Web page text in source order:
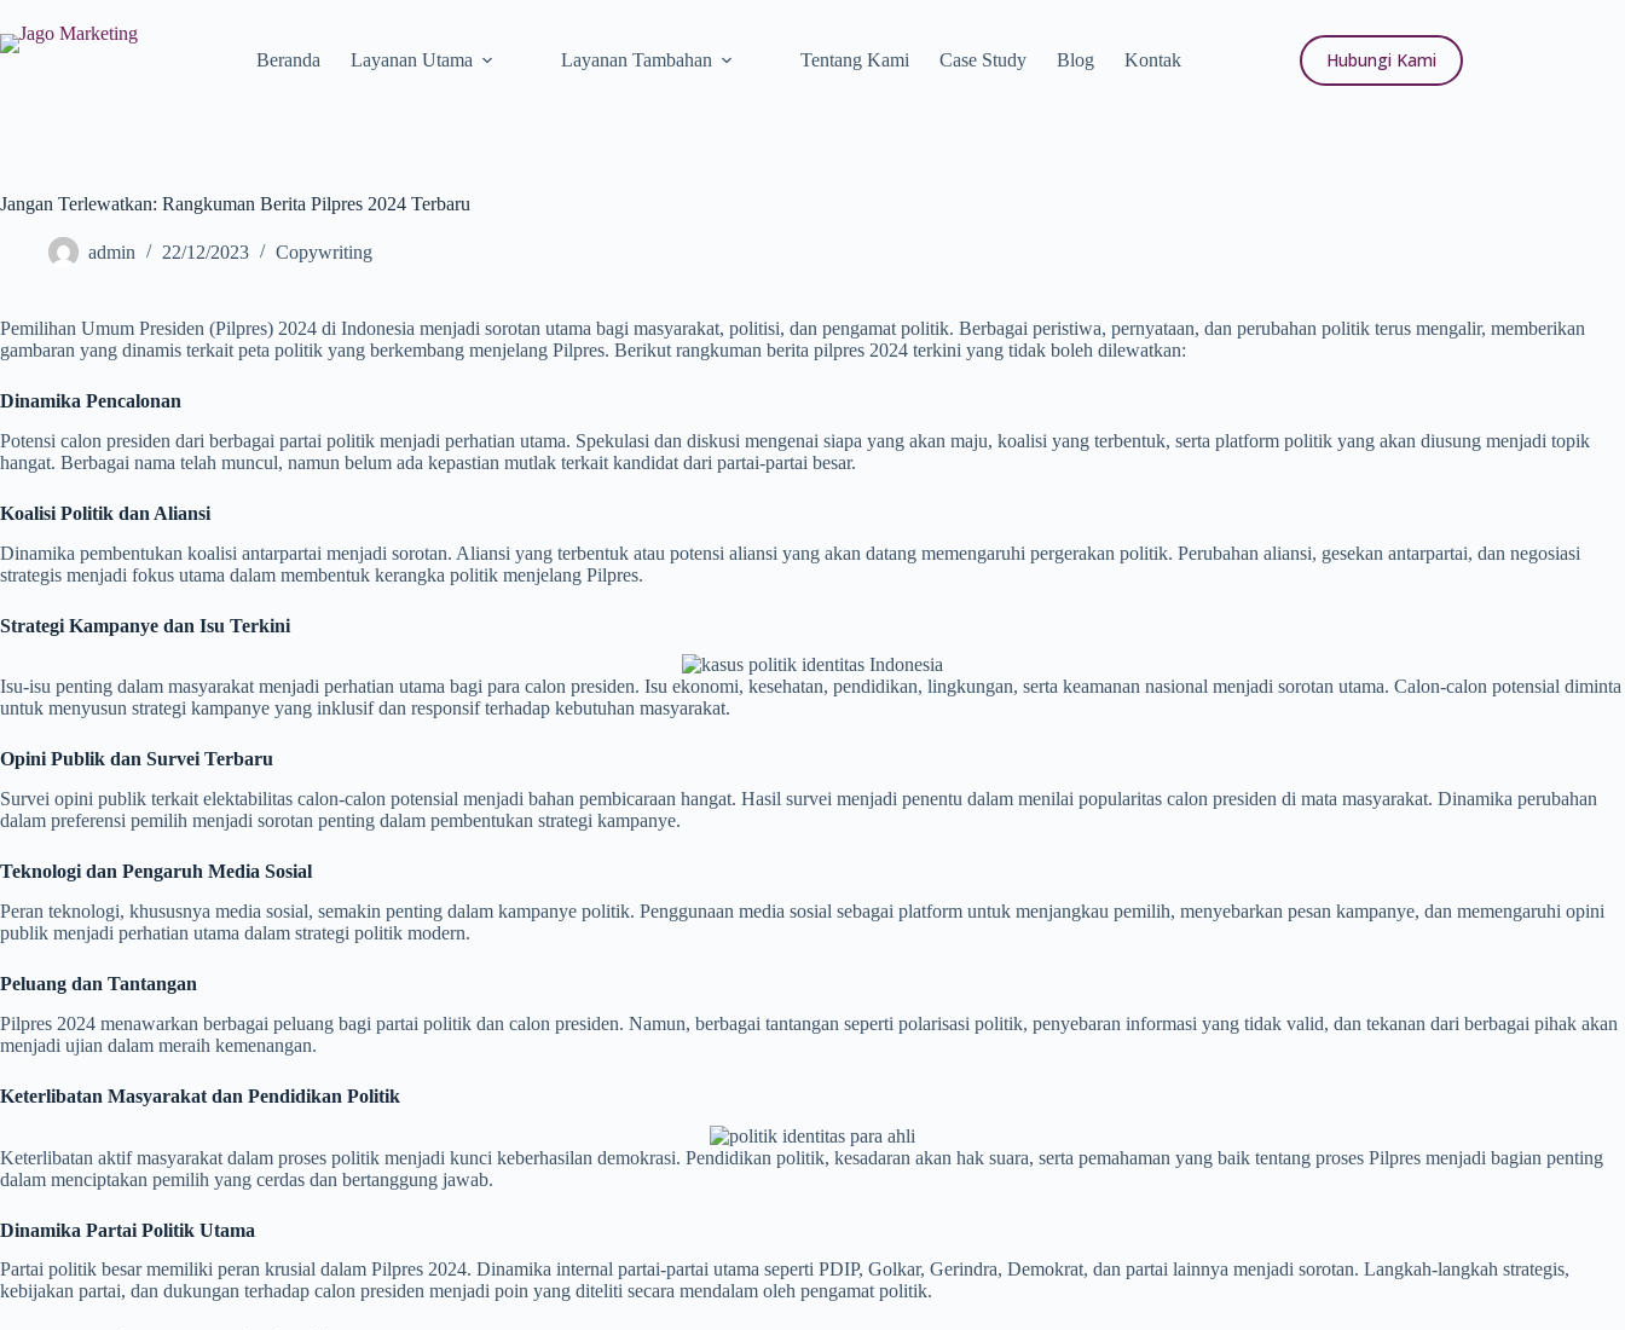
Beranda Layanan Utama Layanan Tambahan Tentang Kami Case Study Blog Kontak Hubungi Kami
Jangan Terlewatkan: Rangkuman Berita Pilpres 2024 Terbaru
admin 22/12/2023 Copywriting
Pemilihan Umum Presiden (Pilpres) 2024 di Indonesia menjadi sorotan utama bagi masyarakat, politisi, dan pengamat politik. Berbagai peristiwa, pernyataan, dan perubahan politik terus mengalir, memberikan
gambaran yang dinamis terkait peta politik yang berkembang menjelang Pilpres. Berikut rangkuman berita pilpres 2024 terkini yang tidak boleh dilewatkan:
Dinamika Pencalonan
Potensi calon presiden dari berbagai partai politik menjadi perhatian utama. Spekulasi dan diskusi mengenai siapa yang akan maju, koalisi yang terbentuk, serta platform politik yang akan diusung menjadi topik
hangat. Berbagai nama telah muncul, namun belum ada kepastian mutlak terkait kandidat dari partai-partai besar.
Koalisi Politik dan Aliansi
Dinamika pembentukan koalisi antarpartai menjadi sorotan. Aliansi yang terbentuk atau potensi aliansi yang akan datang memengaruhi pergerakan politik. Perubahan aliansi, gesekan antarpartai, dan negosiasi
strategis menjadi fokus utama dalam membentuk kerangka politik menjelang Pilpres.
Strategi Kampanye dan Isu Terkini
Isu-isu penting dalam masyarakat menjadi perhatian utama bagi para calon presiden. Isu ekonomi, kesehatan, pendidikan, lingkungan, serta keamanan nasional menjadi sorotan utama. Calon-calon potensial diminta
untuk menyusun strategi kampanye yang inklusif dan responsif terhadap kebutuhan masyarakat.
Opini Publik dan Survei Terbaru
Survei opini publik terkait elektabilitas calon-calon potensial menjadi bahan pembicaraan hangat. Hasil survei menjadi penentu dalam menilai popularitas calon presiden di mata masyarakat. Dinamika perubahan
dalam preferensi pemilih menjadi sorotan penting dalam pembentukan strategi kampanye.
Teknologi dan Pengaruh Media Sosial
Peran teknologi, khususnya media sosial, semakin penting dalam kampanye politik. Penggunaan media sosial sebagai platform untuk menjangkau pemilih, menyebarkan pesan kampanye, dan memengaruhi opini
publik menjadi perhatian utama dalam strategi politik modern.
Peluang dan Tantangan
Pilpres 2024 menawarkan berbagai peluang bagi partai politik dan calon presiden. Namun, berbagai tantangan seperti polarisasi politik, penyebaran informasi yang tidak valid, dan tekanan dari berbagai pihak akan
menjadi ujian dalam meraih kemenangan.
Keterlibatan Masyarakat dan Pendidikan Politik
Keterlibatan aktif masyarakat dalam proses politik menjadi kunci keberhasilan demokrasi. Pendidikan politik, kesadaran akan hak suara, serta pemahaman yang baik tentang proses Pilpres menjadi bagian penting
dalam menciptakan pemilih yang cerdas dan bertanggung jawab.
Dinamika Partai Politik Utama
Partai politik besar memiliki peran krusial dalam Pilpres 2024. Dinamika internal partai-partai utama seperti PDIP, Golkar, Gerindra, Demokrat, dan partai lainnya menjadi sorotan. Langkah-langkah strategis,
kebijakan partai, dan dukungan terhadap calon presiden menjadi poin yang diteliti secara mendalam oleh pengamat politik.